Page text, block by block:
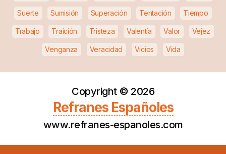
Suerte Sumisión Superación Tentación Tiempo
Trabajo Traición Tristeza Valentía Valor Vejez
Venganza Veracidad Vicios Vida
Copyright © 2026
Refranes Españoles
www.refranes-espanoles.com